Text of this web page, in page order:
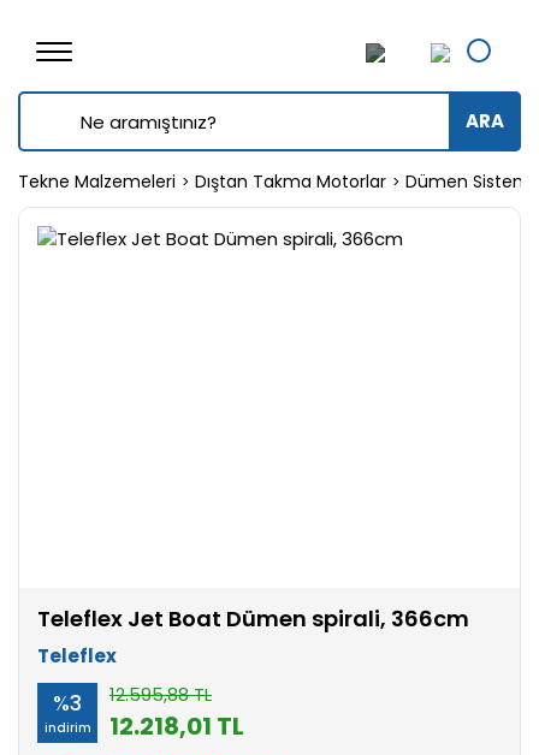
ARA
Tekne Malzemeleri Dıştan Takma Motorlar Dümen
Teleflex Jet Boat Dümen spirali, 366cm
Teleflex
%3
indirim
12.595,88 TL
12.218,01 TL